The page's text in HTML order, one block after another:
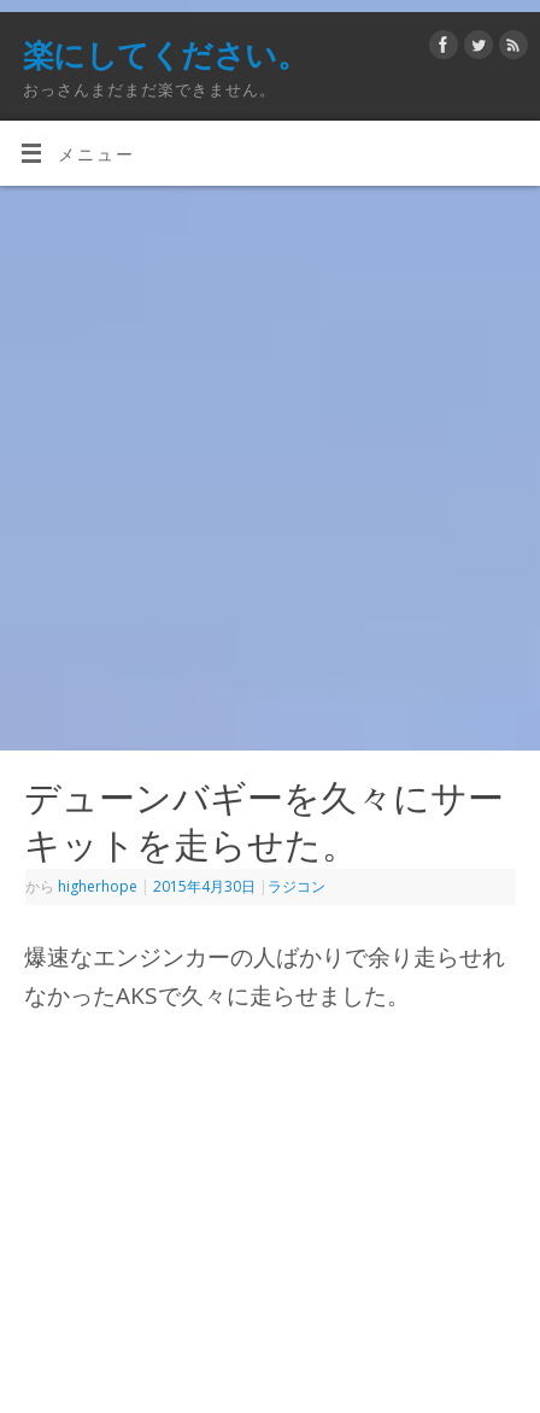
楽にしてください。
おっさんまだまだ楽できません。
メニュー
デューンバギーを久々にサー
キットを走らせた。
から higherhope | 2015年4月30日 | ラジコン
爆速なエンジンカーの人ばかりで余り走らせれ
なかったAKSで久々に走らせました。